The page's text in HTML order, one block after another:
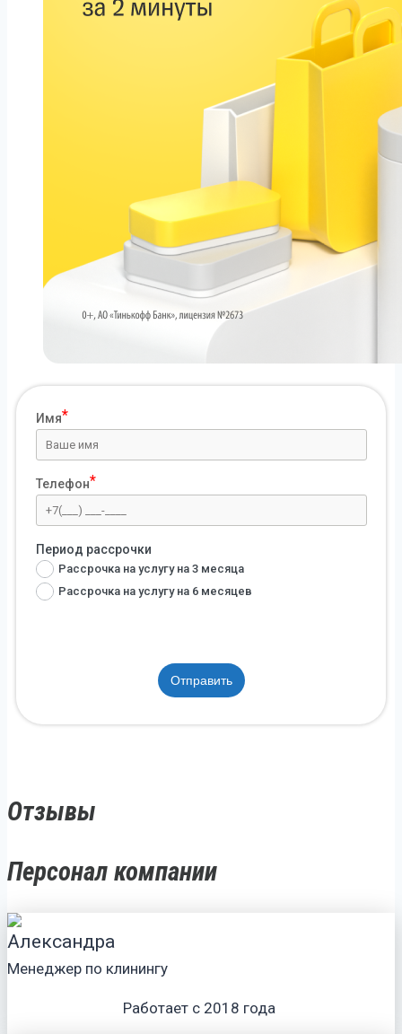
Имя
Телефон
Период рассрочки
Рассрочка на услугу на 3 месяца
Рассрочка на услугу на 6 месяцев
Отправить
Отзывы
Персонал компании
Александра
Менеджер по клинингу
Работает с 2018 года